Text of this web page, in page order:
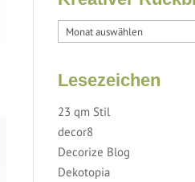
Lesezeichen
23 qm Stil
decor8
Decorize Blog
Dekotopia